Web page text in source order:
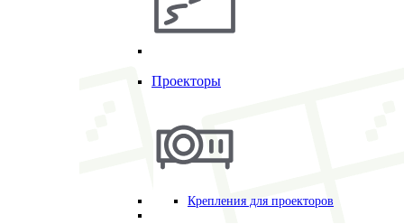
Проекторы
Крепления для проекторов